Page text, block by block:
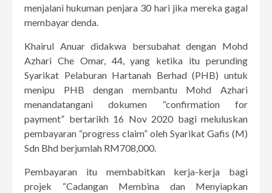
menjalani hukuman penjara 30 hari jika mereka gagal
membayar denda.
Khairul Anuar didakwa bersubahat dengan Mohd
Azhari Che Omar, 44, yang ketika itu perunding
Syarikat Pelaburan Hartanah Berhad (PHB) untuk
menipu PHB dengan membantu Mohd Azhari
menandatangani dokumen “confirmation for
payment” bertarikh 16 Nov 2020 bagi meluluskan
pembayaran “progress claim” oleh Syarikat Gafis (M)
Sdn Bhd berjumlah RM708,000.
Pembayaran itu membabitkan kerja-kerja bagi
projek “Cadangan Membina dan Menyiapkan